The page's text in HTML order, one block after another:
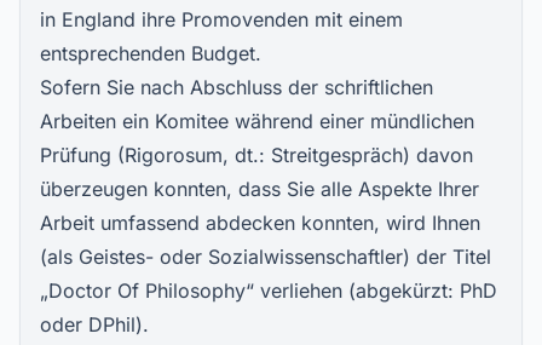
in England ihre Promovenden mit einem
entsprechenden Budget.
Sofern Sie nach Abschluss der schriftlichen
Arbeiten ein Komitee während einer mündlichen
Prüfung (Rigorosum, dt.: Streitgespräch) davon
überzeugen konnten, dass Sie alle Aspekte Ihrer
Arbeit umfassend abdecken konnten, wird Ihnen
(als Geistes- oder Sozialwissenschaftler) der Titel
„Doctor Of Philosophy“ verliehen (abgekürzt: PhD
oder DPhil).